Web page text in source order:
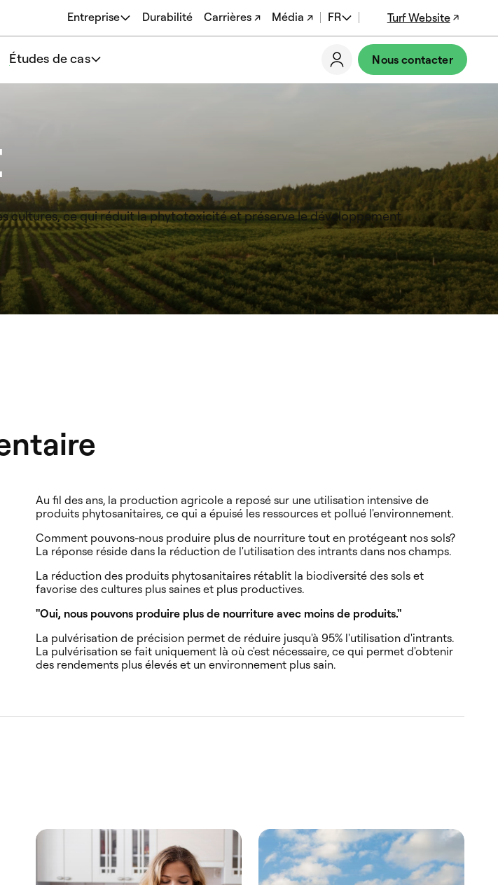
Turf Website
Études de cas
Entreprise
À propos
Durabilité Carrières ↗ Média ↗ FR
Nous contacter
cultures, ce qui réduit la phytotoxicité et préserve le développement
Au fil des ans, la production agricole a reposé sur une utilisation intensive de
produits phytosanitaires, ce qui a épuisé les ressources et pollué l'environnement.
Comment pouvons-nous produire plus de nourriture tout en protégeant nos sols?
La réponse réside dans la réduction de l'utilisation des intrants dans nos champs.
La réduction des produits phytosanitaires rétablit la biodiversité des sols et
favorise des cultures plus saines et plus productives.
"Oui, nous pouvons produire plus de nourriture avec moins de produits."
La pulvérisation de précision permet de réduire jusqu'à 95% l'utilisation d'intrants.
La pulvérisation se fait uniquement là où c'est nécessaire, ce qui permet d'obtenir
des rendements plus élevés et un environnement plus sain.